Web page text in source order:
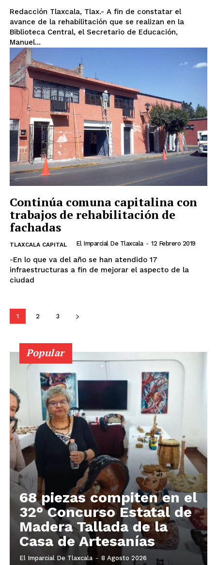
Redacción Tlaxcala, Tlax.- A fin de constatar el
avance de la rehabilitación que se realizan en la
Biblioteca Central, el Secretario de Educación,
Manuel...
Continúa comuna capitalina con
trabajos de rehabilitación de
fachadas
TLAXCALA CAPITAL El Imparcial De Tlaxcala - 12 Febrero 2019
-En lo que va del año se han atendido 17
infraestructuras a fin de mejorar el aspecto de la
ciudad
1 2 3
Popular
68 piezas compiten en el
32° Concurso Estatal de
Madera Tallada de la
Casa de Artesanías
El Imparcial De Tlaxcala - 8 Agosto 2026